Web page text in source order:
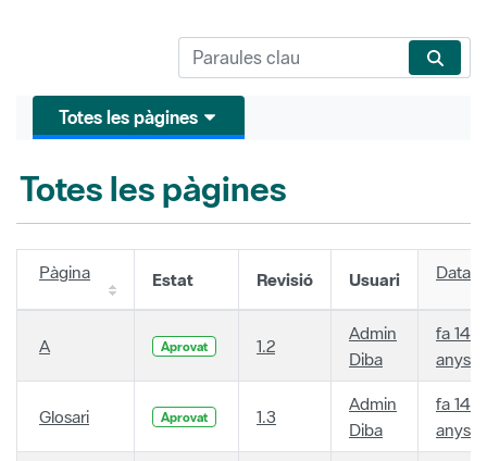
Totes les pàgines
Totes les pàgines
Pàgina Estat Revisió Usuari Data
A Aprovat 1.2
Admin
Diba
fa 14
anys
Glosari Aprovat 1.3
Admin
Diba
fa 14
anys